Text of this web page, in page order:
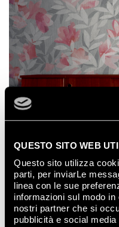
QUESTO SITO WEB
Questo sito utilizza
parti, per inviarLe
linea con le sue
informazioni sul modo
nostri partner che si
pubblicità e social
FAP Murals Flower
absolument